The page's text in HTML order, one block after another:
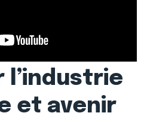
l’industrie
et avenir